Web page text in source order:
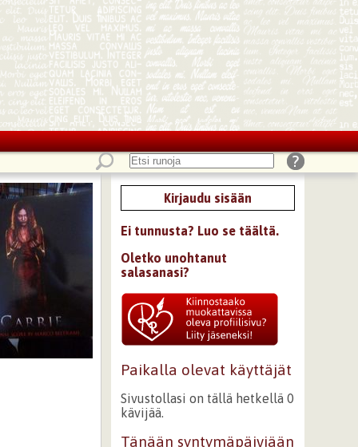
Kirjaudu sisään
Ei tunnusta? Luo se täältä.
Oletko unohtanut
salasanasi?
Paikalla olevat käyttäjät
Sivustollasi on tällä hetkellä 0
kävijää.
Tänään syntymäpäiviään